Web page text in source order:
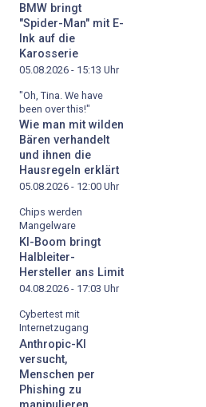
BMW bringt
"Spider-Man" mit E-
Ink auf die
Karosserie
05.08.2026 - 15:13 Uhr
"Oh, Tina. We have
been over this!"
Wie man mit wilden
Bären verhandelt
und ihnen die
Hausregeln erklärt
05.08.2026 - 12:00 Uhr
Chips werden
Mangelware
KI-Boom bringt
Halbleiter-
Hersteller ans Limit
04.08.2026 - 17:03 Uhr
Cybertest mit
Internetzugang
Anthropic-KI
versucht,
Menschen per
Phishing zu